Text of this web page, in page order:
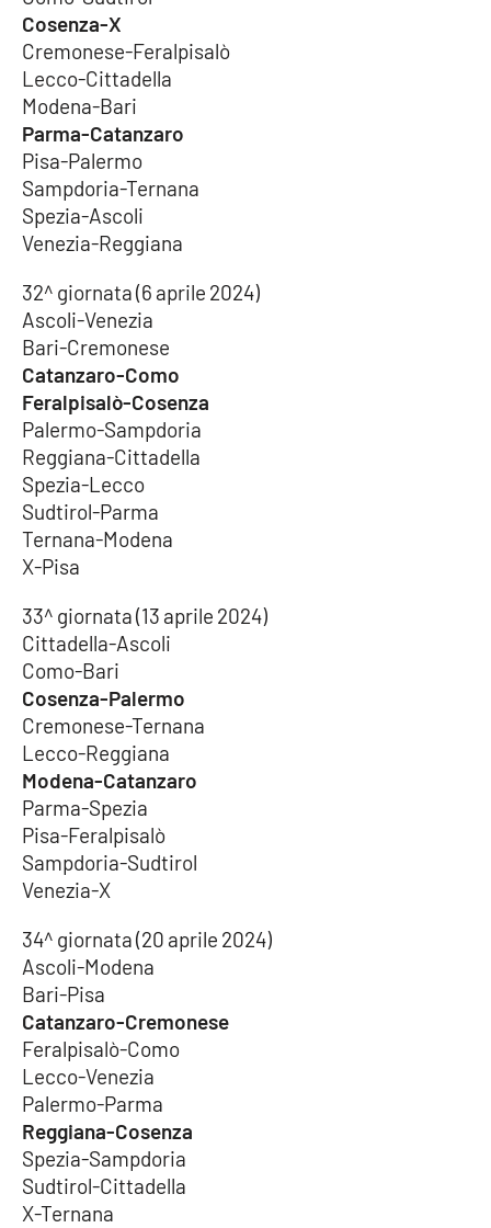
Cosenza-X
Cremonese-Feralpisalò
Lecco-Cittadella
Modena-Bari
Parma-Catanzaro
Pisa-Palermo
Sampdoria-Ternana
Spezia-Ascoli
Venezia-Reggiana
32^ giornata (6 aprile 2024)
Ascoli-Venezia
Bari-Cremonese
Catanzaro-Como
Feralpisalò-Cosenza
Palermo-Sampdoria
Reggiana-Cittadella
Spezia-Lecco
Sudtirol-Parma
Ternana-Modena
X-Pisa
33^ giornata (13 aprile 2024)
Cittadella-Ascoli
Como-Bari
Cosenza-Palermo
Cremonese-Ternana
Lecco-Reggiana
Modena-Catanzaro
Parma-Spezia
Pisa-Feralpisalò
Sampdoria-Sudtirol
Venezia-X
34^ giornata (20 aprile 2024)
Ascoli-Modena
Bari-Pisa
Catanzaro-Cremonese
Feralpisalò-Como
Lecco-Venezia
Palermo-Parma
Reggiana-Cosenza
Spezia-Sampdoria
Sudtirol-Cittadella
X-Ternana